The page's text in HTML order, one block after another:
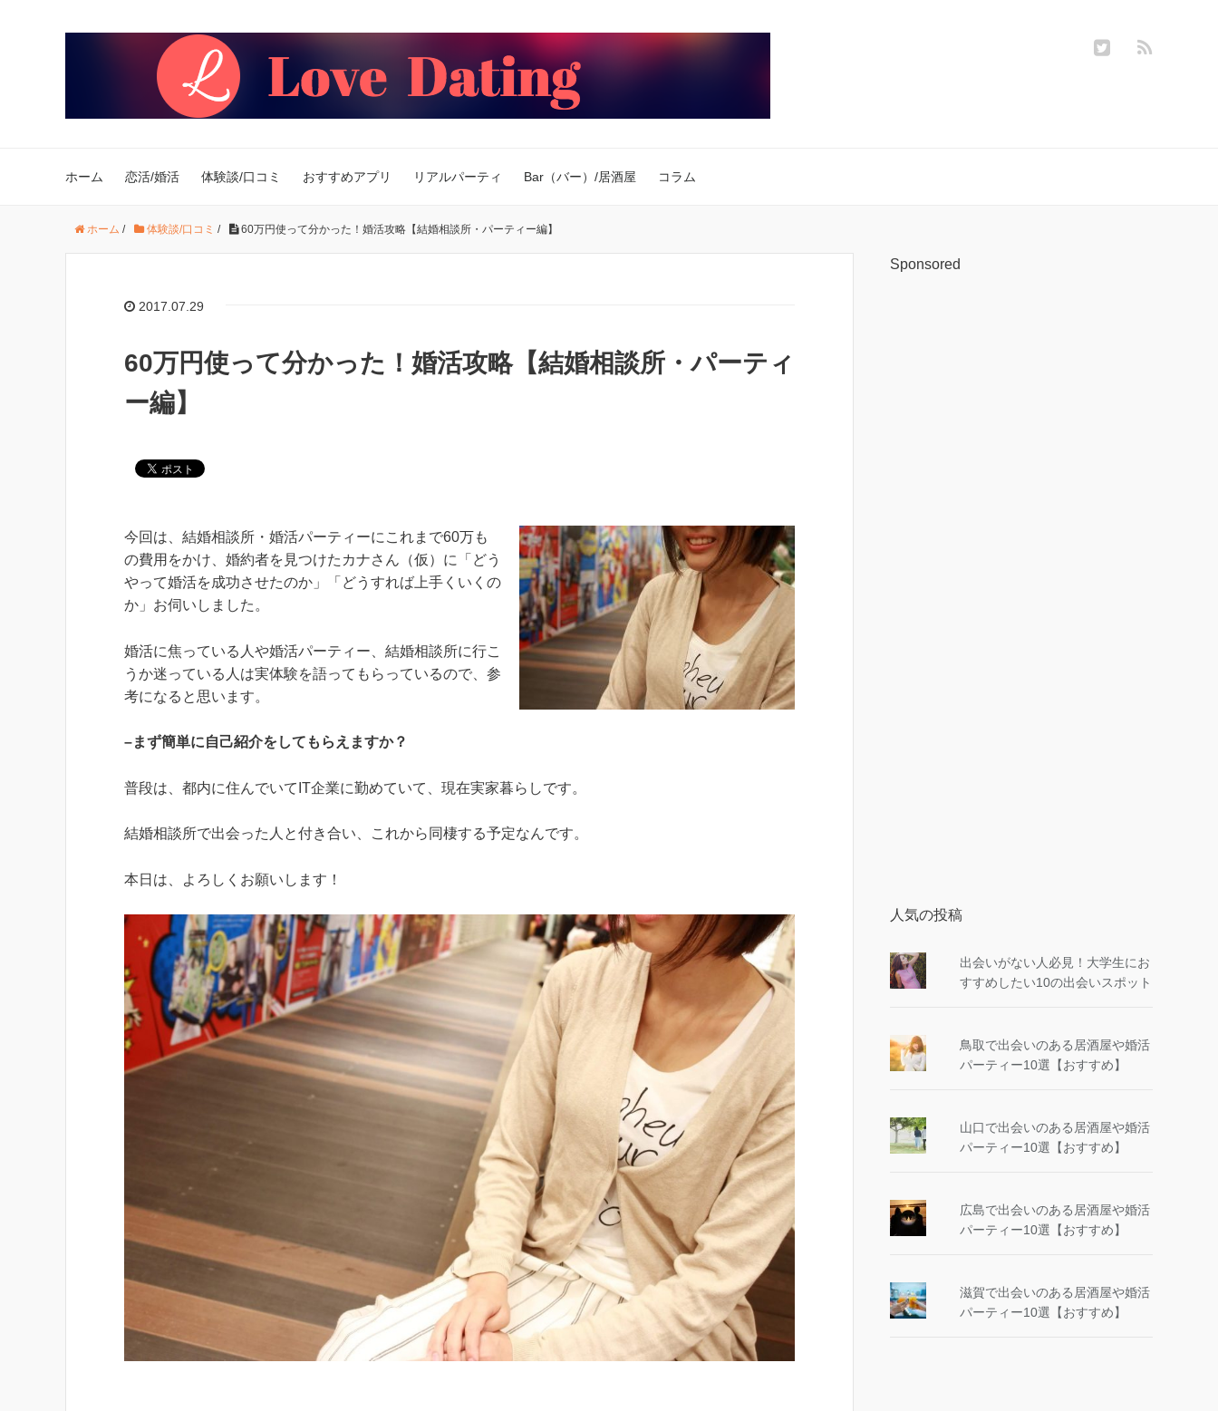
ホーム 恋活/婚活 体験談/口コミ おすすめアプリ リアルパーティ Bar（バー）/居酒屋 コラム
ホーム / 体験談/口コミ / 60万円使って分かった！婚活攻略【結婚相談所・パーティー編】
2017.07.29
60万円使って分かった！婚活攻略【結婚相談所・パーティ
ー編】
今回は、結婚相談所・婚活パーティーにこれまで60万も
の費用をかけ、婚約者を見つけたカナさん（仮）に「どう
やって婚活を成功させたのか」「どうすれば上手くいくの
か」お伺いしました。
婚活に焦っている人や婚活パーティー、結婚相談所に行こ
うか迷っている人は実体験を語ってもらっているので、参
考になると思います。
–まず簡単に自己紹介をしてもらえますか？
普段は、都内に住んでいてIT企業に勤めていて、現在実家暮らしです。
結婚相談所で出会った人と付き合い、これから同棲する予定なんです。
本日は、よろしくお願いします！
Sponsored
人気の投稿
出会いがない人必見！大学生にお
すすめしたい10の出会いスポット
鳥取で出会いのある居酒屋や婚活
パーティー10選【おすすめ】
山口で出会いのある居酒屋や婚活
パーティー10選【おすすめ】
広島で出会いのある居酒屋や婚活
パーティー10選【おすすめ】
滋賀で出会いのある居酒屋や婚活
パーティー10選【おすすめ】